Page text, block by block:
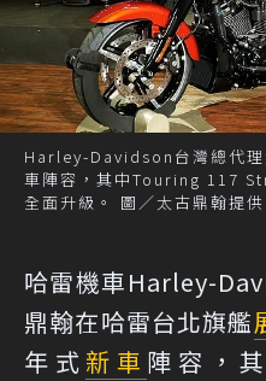
Harley-Davidson台灣總代
車陣容，其中Touring 117
全面升級。 圖／太古鼎翰提供
哈雷機車Harley-
鼎翰在哈雷台北旗艦
年式 新車 陣容，